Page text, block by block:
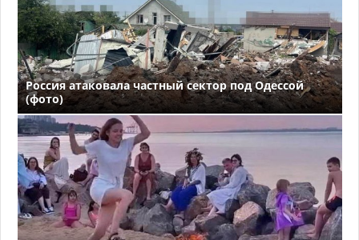
Россия атаковала частный сектор под Одессой
(фото)